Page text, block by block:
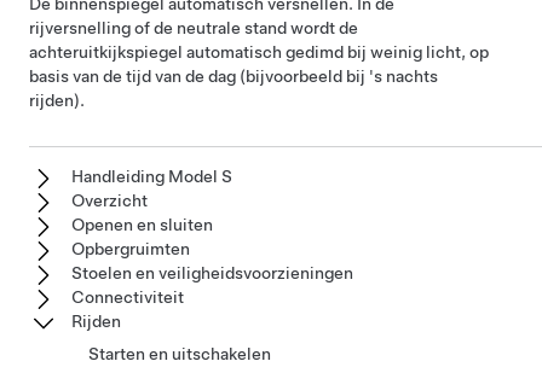
rijversnelling of de neutrale stand wordt de
achteruitkijkspiegel automatisch gedimd bij weinig licht, op
basis van de tijd van de dag (bijvoorbeeld bij 's nachts
rijden).
Handleiding Model S
Overzicht
Openen en sluiten
Opbergruimten
Stoelen en veiligheidsvoorzieningen
Connectiviteit
Rijden
Starten en uitschakelen